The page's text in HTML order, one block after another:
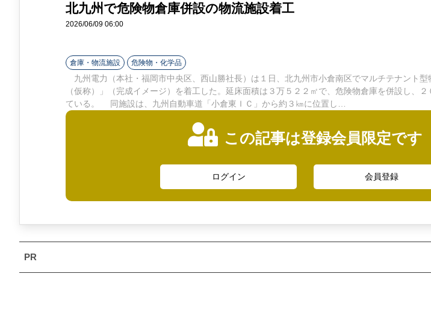
北九州で危険物倉庫併設の物流施設着工
2026/06/09 06:00
倉庫・物流施設 危険物・化学品
九州電力（本社・福岡市中央区、西山勝社長）は１日、北九州市小倉南区でマルチテナント型
（仮称）」（完成イメージ）を着工した。延床面積は３万５２２㎡で、危険物倉庫を併設し、
ている。 同施設は、九州自動車道「小倉東ＩＣ」から約３㎞に位置し…
この記事は登録会員限定です
ログイン 会員登録